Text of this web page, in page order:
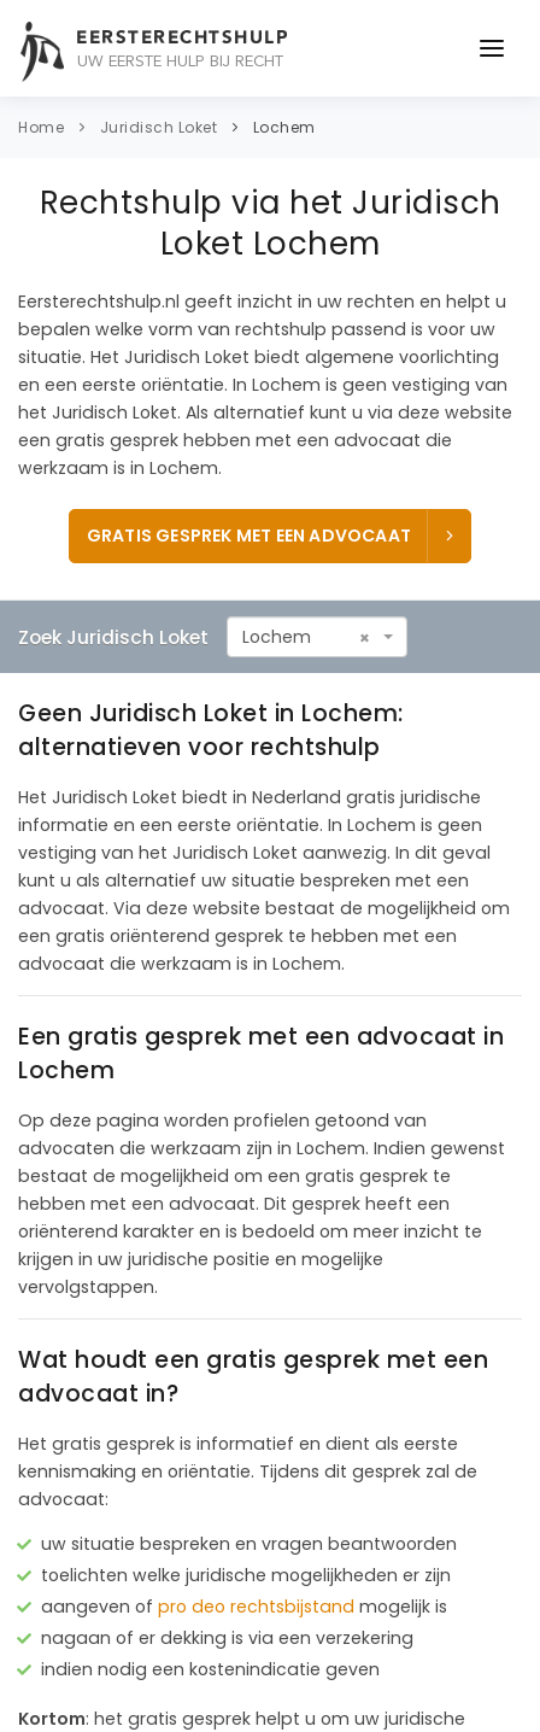
EERSTERECHTSHULP
UW EERSTE HULP BIJ RECHT
ONDERWERPEN
CONTACT
Home Juridisch Loket Lochem
Rechtshulp via het Juridisch
Loket Lochem
Eersterechtshulp.nl geeft inzicht in uw rechten en helpt u
bepalen welke vorm van rechtshulp passend is voor uw
situatie. Het Juridisch Loket biedt algemene voorlichting
en een eerste oriëntatie. In Lochem is geen vestiging van
het Juridisch Loket. Als alternatief kunt u via deze website
een gratis gesprek hebben met een advocaat die
werkzaam is in Lochem.
GRATIS GESPREK MET EEN ADVOCAAT
Zoek Juridisch Loket ×
Lochem
Geen Juridisch Loket in Lochem:
alternatieven voor rechtshulp
Het Juridisch Loket biedt in Nederland gratis juridische
informatie en een eerste oriëntatie. In Lochem is geen
vestiging van het Juridisch Loket aanwezig. In dit geval
kunt u als alternatief uw situatie bespreken met een
advocaat. Via deze website bestaat de mogelijkheid om
een gratis oriënterend gesprek te hebben met een
advocaat die werkzaam is in Lochem.
Een gratis gesprek met een advocaat in
Lochem
Op deze pagina worden profielen getoond van
advocaten die werkzaam zijn in Lochem. Indien gewenst
bestaat de mogelijkheid om een gratis gesprek te
hebben met een advocaat. Dit gesprek heeft een
oriënterend karakter en is bedoeld om meer inzicht te
krijgen in uw juridische positie en mogelijke
vervolgstappen.
Wat houdt een gratis gesprek met een
advocaat in?
Het gratis gesprek is informatief en dient als eerste
kennismaking en oriëntatie. Tijdens dit gesprek zal de
advocaat:
uw situatie bespreken en vragen beantwoorden
toelichten welke juridische mogelijkheden er zijn
aangeven of pro deo rechtsbijstand mogelijk is
nagaan of er dekking is via een verzekering
indien nodig een kostenindicatie geven
Kortom: het gratis gesprek helpt u om uw juridische